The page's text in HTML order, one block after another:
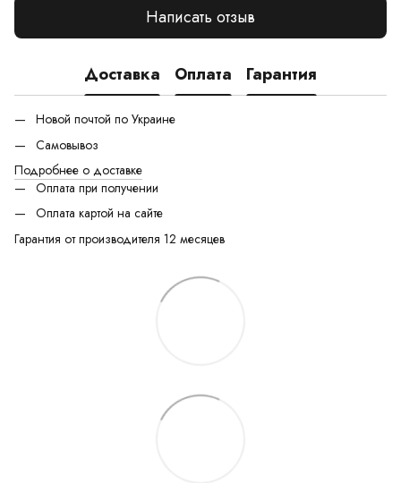
Написать отзыв
Доставка Оплата Гарантия
Новой почтой по Украине
Самовывоз
Подробнее о доставке
Оплата при получении
Оплата картой на сайте
Гарантия от производителя 12 месяцев